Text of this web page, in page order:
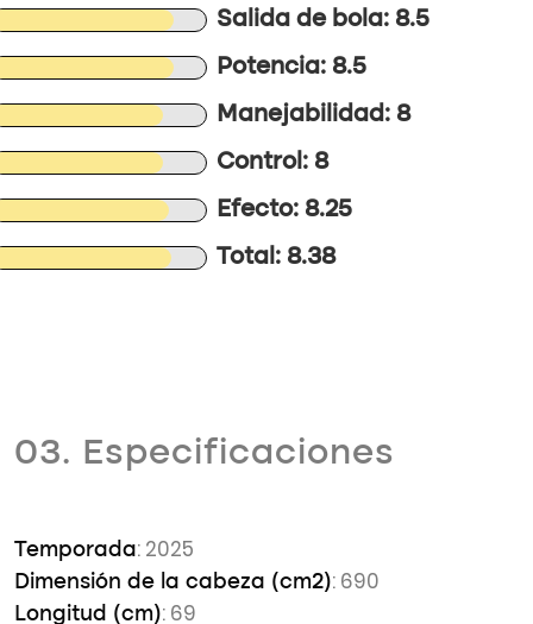
Salida de bola: 8.5
Potencia: 8.5
Manejabilidad: 8
Control: 8
Efecto: 8.25
Total: 8.38
03. Especificaciones
Temporada: 2025
Dimensión de la cabeza (cm2): 690
Longitud (cm): 69